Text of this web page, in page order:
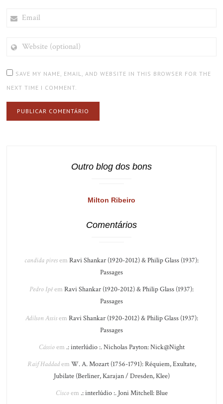
(OPTIONAL)
SAVE MY NAME, EMAIL, AND WEBSITE IN THIS BROWSER FOR THE
NEXT TIME I COMMENT.
Outro blog dos bons
Milton Ribeiro
Comentários
candida piresem Ravi Shankar (1920-2012) & Philip Glass (1937):
Passages
Pedro Ipêem Ravi Shankar (1920-2012) & Philip Glass (1937):
Passages
Adilson Assisem Ravi Shankar (1920-2012) & Philip Glass (1937):
Passages
Cássioem .: interlúdio :. Nicholas Payton: Nick@Night
Raif Haddadem W. A. Mozart (1756-1791): Réquiem, Exultate,
Jubilate (Berliner, Karajan / Dresden, Klee)
Ciscoem .: interlúdio :. Joni Mitchell: Blue